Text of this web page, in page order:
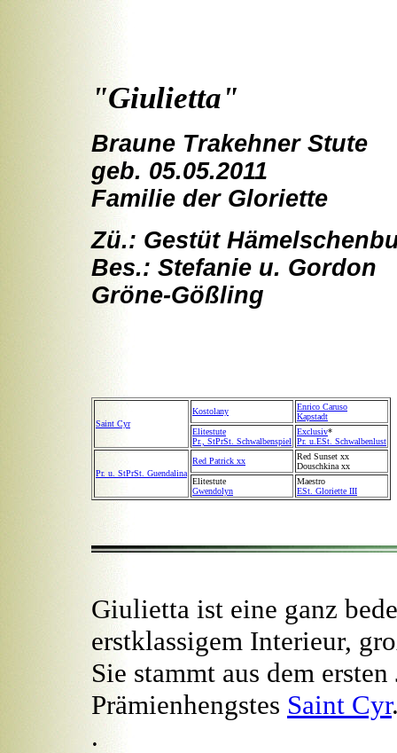
"Giulietta"
Braune Trakehner Stute
geb. 05.05.2011
Familie der Gloriette
Zü.: Gestüt
Bes.: Stefanie u. Gordon
Gröne-Gößling
Saint Cyr
Kostolany
Enrico Caruso
Kapstadt
Elitestute
Pr., StPrSt. Schwalbenspiel
Exclusiv*
Pr. u.ESt. Schwalbenlust
Pr. u. StPrSt. Guendalina
Red Patrick xx
Red Sunset xx
Douschkina xx
Elitestute
Gwendolyn
Maestro
ESt. Gloriette III
Giulietta ist eine ganz
erstklassigem Interieur,
Sie stammt aus dem ersten
Prämienhengstes Saint Cyr
.